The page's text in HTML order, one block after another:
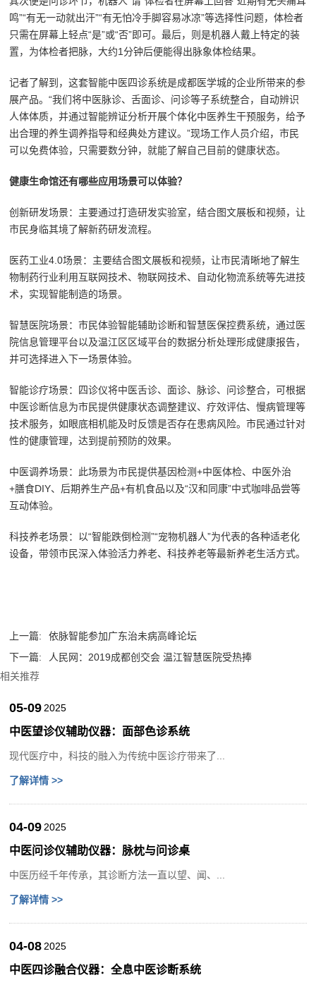
鸣”“有无一动就出汗”“有无怕冷手脚容易冰凉”等选择性问题，体检者
只需在屏幕上轻点“是”或“否”即可。最后，则是机器人戴上特定的装
置，为体检者把脉，大约1分钟后便能得出脉象体检结果。
记者了解到，这套智能中医四诊系统是成都医学城的企业所带来的参
展产品。“我们将中医脉诊、舌面诊、问诊等子系统整合，自动辨识
人体体质，并通过智能辨证分析开展个体化中医养生干预服务，给予
出合理的养生调养指导和经典处方建议。”现场工作人员介绍，市民
可以免费体验，只需要数分钟，就能了解自己目前的健康状态。
健康生命馆还有哪些应用场景可以体验？
创新研发场景：主要通过打造研发实验室，结合图文展板和视频，让
市民身临其境了解新药研发流程。
医药工业4.0场景：主要结合图文展板和视频，让市民清晰地了解生
物制药行业利用互联网技术、物联网技术、自动化物流系统等先进技
术，实现智能制造的场景。
智慧医院场景：市民体验智能辅助诊断和智慧医保控费系统，通过医
院信息管理平台以及温江区区域平台的数据分析处理形成健康报告，
并可选择进入下一场景体验。
智能诊疗场景：四诊仪将中医舌诊、面诊、脉诊、问诊整合，可根据
中医诊断信息为市民提供健康状态调整建议、疗效评估、慢病管理等
技术服务，如眼底相机能及时反馈是否存在患病风险。市民通过针对
性的健康管理，达到提前预防的效果。
中医调养场景：此场景为市民提供基因检测+中医体检、中医外治
+膳食DIY、后期养生产品+有机食品以及“汉和同康”中式咖啡品尝等
互动体验。
科技养老场景：以“智能跌倒检测”“宠物机器人”为代表的各种适老化
设备，带领市民深入体验活力养老、科技养老等最新养老生活方式。
上一篇:
依脉智能参加广东治未病高峰论坛
下一篇:
人民网：2019成都创交会 温江智慧医院受热捧
相关推荐
05-09 2025
中医望诊仪辅助仪器：面部色诊系统
现代医疗中，科技的融入为传统中医诊疗带来了...
了解详情 >>
04-09 2025
中医问诊仪辅助仪器：脉枕与问诊桌
中医历经千年传承，其诊断方法一直以望、闻、...
了解详情 >>
04-08 2025
中医四诊融合仪器：全息中医诊断系统